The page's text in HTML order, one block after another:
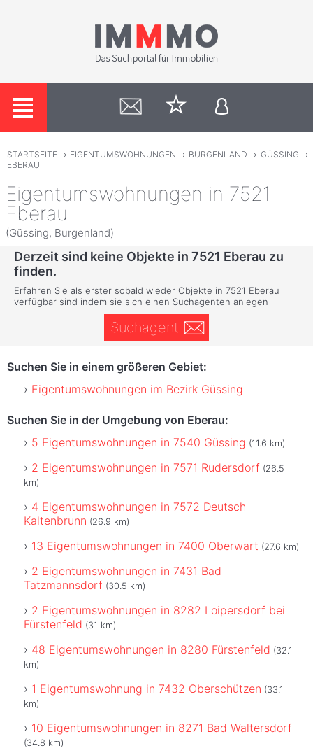
STARTSEITE › EIGENTUMSWOHNUNGEN › BURGENLAND › GÜSSING
›
EBERAU
Eigentumswohnungen in 7521
Eberau
(Güssing, Burgenland)
Derzeit sind keine Objekte in 7521 Eberau zu
finden.
Erfahren Sie als erster sobald wieder Objekte in 7521 Eberau
verfügbar sind indem sie sich einen Suchagenten anlegen
Suchagent
Suchen Sie in einem größeren Gebiet:
Eigentumswohnungen im Bezirk Güssing
Suchen Sie in der Umgebung von Eberau:
5 Eigentumswohnungen in 7540 Güssing (11.6 km)
2 Eigentumswohnungen in 7571 Rudersdorf (26.5
km)
4 Eigentumswohnungen in 7572 Deutsch
Kaltenbrunn (26.9 km)
13 Eigentumswohnungen in 7400 Oberwart (27.6 km)
2 Eigentumswohnungen in 7431 Bad
Tatzmannsdorf (30.5 km)
2 Eigentumswohnungen in 8282 Loipersdorf bei
Fürstenfeld (31 km)
48 Eigentumswohnungen in 8280 Fürstenfeld (32.1
km)
1 Eigentumswohnung in 7432 Oberschützen (33.1
km)
10 Eigentumswohnungen in 8271 Bad Waltersdorf
(34.8 km)